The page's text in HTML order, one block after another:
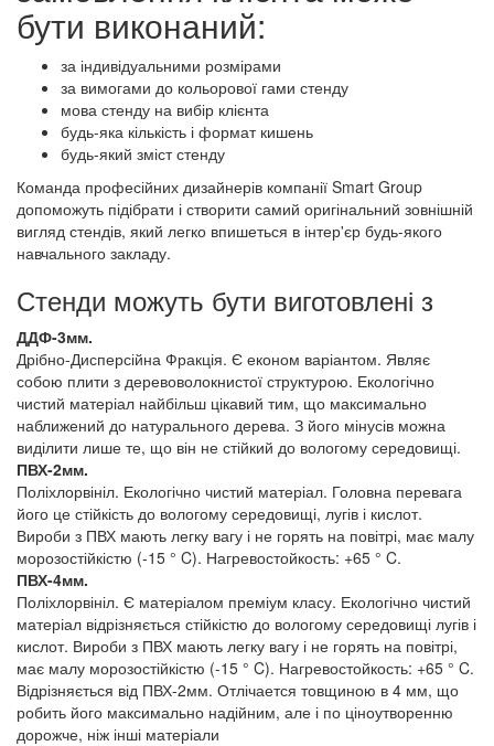
бути виконаний:
за індивідуальними розмірами
за вимогами до кольорової гами стенду
мова стенду на вибір клієнта
будь-яка кількість і формат кишень
будь-який зміст стенду
Команда професійних дизайнерів компанії Smart Group
допоможуть підібрати і створити самий оригінальний зовнішній
вигляд стендів, який легко впишеться в інтер'єр будь-якого
навчального закладу.
Стенди можуть бути виготовлені з
ДДФ-3мм.
Дрібно-Дисперсійна Фракція. Є економ варіантом. Являє
собою плити з деревоволокнистої структурою. Екологічно
чистий матеріал найбільш цікавий тим, що максимально
наближений до натурального дерева. З його мінусів можна
виділити лише те, що він не стійкий до вологому середовищі.
ПВХ-2мм.
Поліхлорвініл. Екологічно чистий матеріал. Головна перевага
його це стійкість до вологому середовищі, лугів і кислот.
Вироби з ПВХ мають легку вагу і не горять на повітрі, має малу
морозостійкістю (-15 ° C). Нагревостойкость: +65 ° C.
ПВХ-4мм.
Поліхлорвініл. Є матеріалом преміум класу. Екологічно чистий
матеріал відрізняється стійкістю до вологому середовищі лугів і
кислот. Вироби з ПВХ мають легку вагу і не горять на повітрі,
має малу морозостійкістю (-15 ° C). Нагревостойкость: +65 ° C.
Відрізняється від ПВХ-2мм. Отлічается товщиною в 4 мм, що
робить його максимально надійним, але і по ціноутворенню
дорожче, ніж інші матеріали